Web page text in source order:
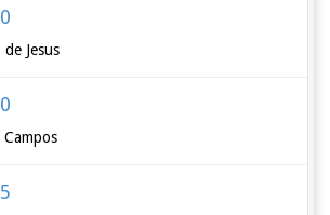
Jesus
Campos